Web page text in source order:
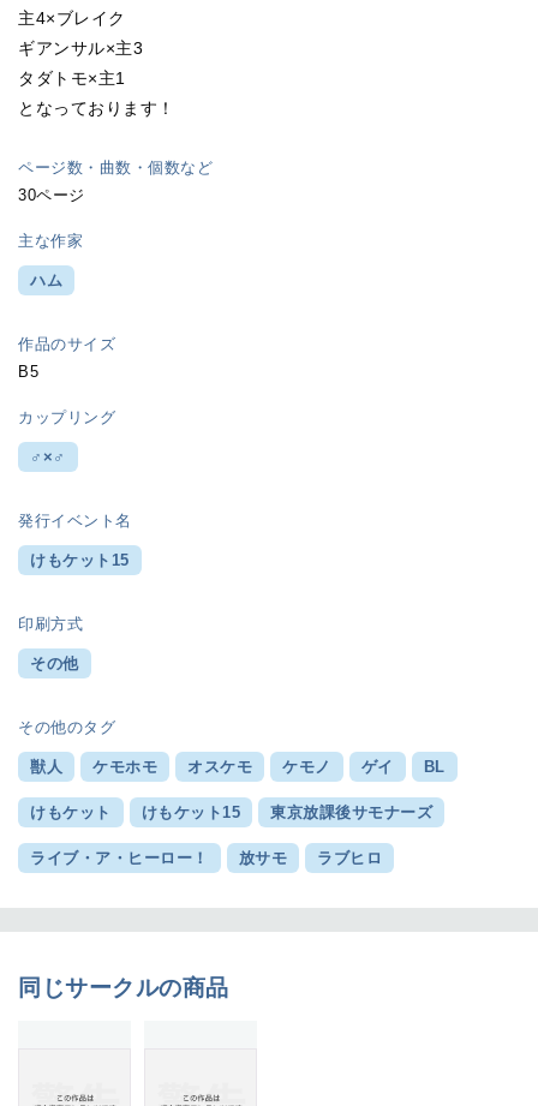
主4×ブレイク
ギアンサル×主3
タダトモ×主1
となっております！
ページ数・曲数・個数など
30ページ
主な作家
ハム
作品のサイズ
B5
カップリング
♂×♂
発行イベント名
けもケット15
印刷方式
その他
その他のタグ
獣人 ケモホモ オスケモ ケモノ ゲイ BL
けもケット けもケット15 東京放課後サモナーズ
ライブ・ア・ヒーロー！ 放サモ ラブヒロ
同じサークルの商品